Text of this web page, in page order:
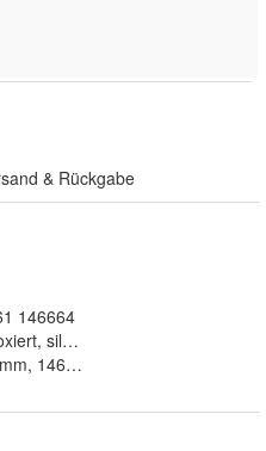
& Rückgabe
146664